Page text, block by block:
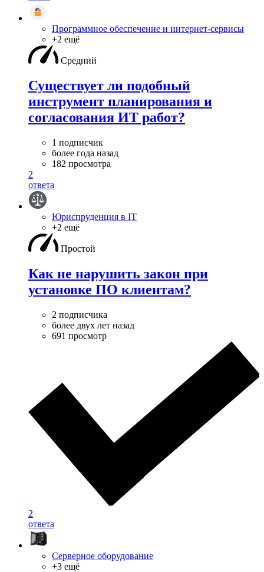
Программное обеспечение и интернет-сервисы
+2 ещё
Средний
Существует ли подобный
инструмент планирования и
согласования ИТ работ?
1 подписчик
более года назад
182 просмотра
2
ответа
Юриспруденция в IT
+2 ещё
Простой
Как не нарушить закон при
установке ПО клиентам?
2 подписчика
более двух лет назад
691 просмотр
2
ответа
Серверное оборудование
+3 ещё